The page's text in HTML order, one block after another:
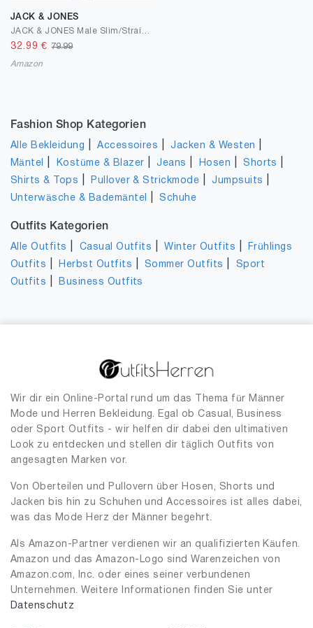
JACK & JONES
32.99 €79.99
Amazon
Fashion Shop Kategorien
Alle Bekleidung |Accessoires |Jacken & Westen
Mäntel Kostüme & Blazer |Jeans Hosen |Shorts
Shirts & Tops Pullover & Strickmode |Jumpsuits
Unterwäsche & Bademäntel |Schuhe
Outfits Kategorien
Alle Outfits Casual Outfits |Winter Outfits
Frühlings
Outfits
Herbst Outfits Sommer Outfits
Sport
Outfits
Business Outfits
Wir dir ein Online-Portal rund um das Thema für Männer
Mode und Herren Bekleidung. Egal ob Casual, Business
oder Sport Outfits - wir helfen dir dabei den ultimativen
Look zu entdecken und stellen dir täglich Outfits von
angesagten Marken vor.
Von Oberteilen und Pullovern über Hosen, Shorts und
Jacken bis hin zu Schuhen und Accessoires ist alles dabei,
was das Mode Herz der Männer begehrt.
Als Amazon-Partner verdienen wir an qualifizierten Käufen.
Amazon und das Amazon-Logo sind Warenzeichen von
Amazon.com, Inc. oder eines seiner verbundenen
Unternehmen. Weitere Informationen finden Sie unter
Datenschutz